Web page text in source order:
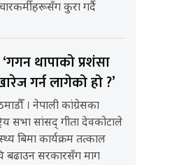
कुरा गर्दै
थापाको प्रशंसा
गर्न लागेको हो ?’
। नेपाली कांग्रेसका
सभा सांसद् गीता देवकोटाले
बिमा कार्यक्रम तत्काल
बढाउन सरकारसँग माग